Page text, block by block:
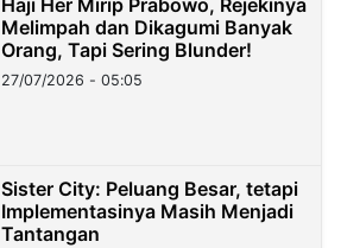
Melimpah dan Dikagumi Banyak
Orang, Tapi Sering Blunder!
27/07/2026 - 05:05
Sister City: Peluang Besar, tetapi
Implementasinya Masih Menjadi
Tantangan